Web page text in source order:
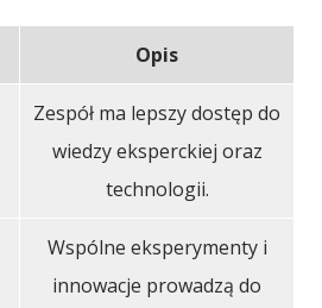
Opis
Zespół ma lepszy dostęp do
wiedzy eksperckiej oraz
technologii.
Wspólne eksperymenty i
innowacje prowadzą do